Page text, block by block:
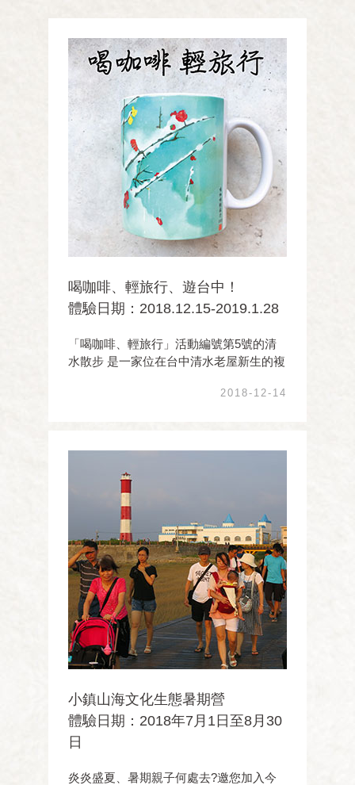
喝咖啡、輕旅行、遊台中！
體驗日期：2018.12.15-2019.1.28
「喝咖啡、輕旅行」活動編號第5號的清
水散步 是一家位在台中清水老屋新生的複
文創、演場為經營項目， 致力於清水的觀
2018-12-14
小鎮山海文化生態暑期營
體驗日期：2018年7月1日至8月30
日
炎炎盛夏、暑期親子何處去?邀您加入今